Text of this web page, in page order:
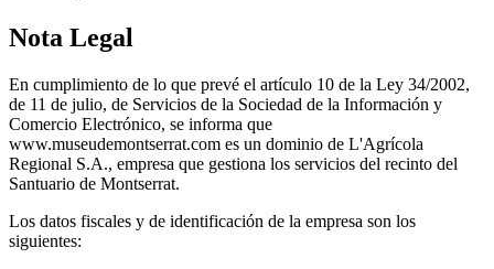
Nota Legal
En cumplimiento de lo que prevé el artículo 10 de la Ley 34/2002,
de 11 de julio, de Servicios de la Sociedad de la Información y
Comercio Electrónico, se informa que
www.museudemontserrat.com es un dominio de L'Agrícola
Regional S.A., empresa que gestiona los servicios del recinto del
Santuario de Montserrat.
Los datos fiscales y de identificación de la empresa son los
siguientes: